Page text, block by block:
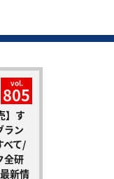
vol.
805
】す
ラン
べて/
全研
新情